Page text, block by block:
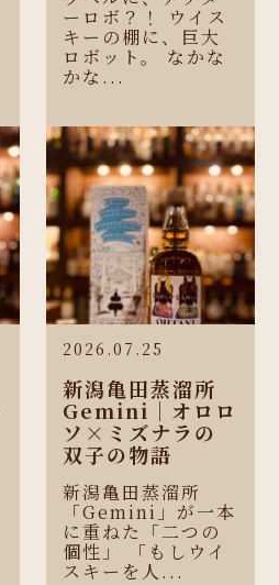
ーロボ？！ ウイス
キーの棚に、巨大
ロボット。 なかな
かな...
2026.07.25
新潟亀田蒸溜所
Gemini｜オロロ
ソ×ミズナラの
双子の物語
新潟亀田蒸溜所
「Gemini」が一本
に重ねた「二つの
個性」 「もしウイ
スキーを人...